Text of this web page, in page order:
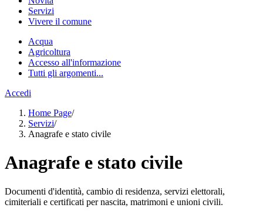
Servizi
Vivere il comune
Acqua
Agricoltura
Accesso all'informazione
Tutti gli argomenti...
Accedi
Home Page/
Servizi/
Anagrafe e stato civile
Anagrafe e stato civile
Documenti d'identità, cambio di residenza, servizi elettorali,
cimiteriali e certificati per nascita, matrimoni e unioni civili.